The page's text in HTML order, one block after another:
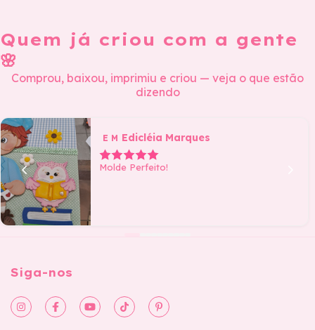
Quem já criou com a gente
🌸
Comprou, baixou, imprimiu e criou — veja o que estão
dizendo
E M Edicléia Marques
Molde Perfeito!
Siga-nos